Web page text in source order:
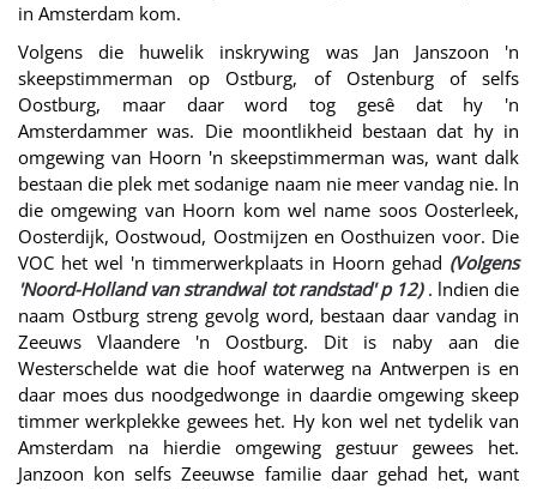
in Amsterdam kom.
Volgens die huwelik inskrywing was Jan Janszoon 'n
skeepstimmerman op Ostburg, of Ostenburg of selfs
Oostburg, maar daar word tog gesê dat hy 'n
Amsterdammer was. Die moontlikheid bestaan dat hy in
omgewing van Hoorn 'n skeepstimmerman was, want dalk
bestaan die plek met sodanige naam nie meer vandag nie. ln
die omgewing van Hoorn kom wel name soos Oosterleek,
Oosterdijk, Oostwoud, Oostmijzen en Oosthuizen voor. Die
VOC het wel 'n timmerwerkplaats in Hoorn gehad (Volgens
'Noord-Holland van strandwal tot randstad' p 12) . lndien die
naam Ostburg streng gevolg word, bestaan daar vandag in
Zeeuws Vlaandere 'n Oostburg. Dit is naby aan die
Westerschelde wat die hoof waterweg na Antwerpen is en
daar moes dus noodgedwonge in daardie omgewing skeep
timmer werkplekke gewees het. Hy kon wel net tydelik van
Amsterdam na hierdie omgewing gestuur gewees het.
Janzoon kon selfs Zeeuwse familie daar gehad het, want